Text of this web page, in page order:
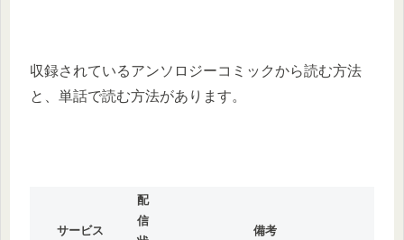
収録されているアンソロジーコミックから読む方法
と、単話で読む方法があります。
サービス
配
信
備考